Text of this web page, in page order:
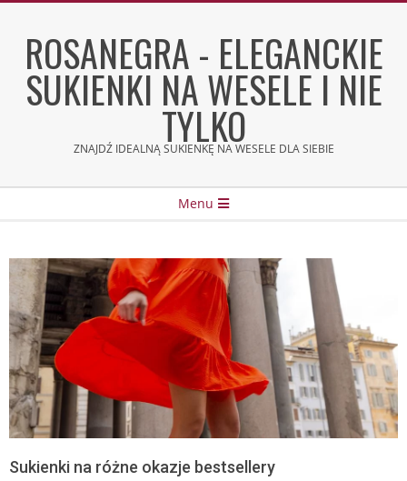
contentROSANEGRA - ELEGANCKIE
SUKIENKI NA WESELE I NIE
TYLKO
ZNAJDŹ IDEALNĄ SUKIENKĘ NA WESELE DLA SIEBIE
Menu
Sukienki na różne okazje bestsellery